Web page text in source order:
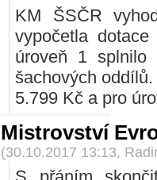
KM ŠSČR
vypočetla
úroveň 1
šachových
5.799 Kč a pro
Mistrovství
(30.10.2017 13:13,
S přáním